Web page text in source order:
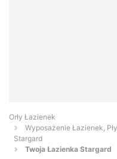
Orły Łazienek
Wyposażenie Łazienek,
Stargard
Twoja Łazienka Stargard